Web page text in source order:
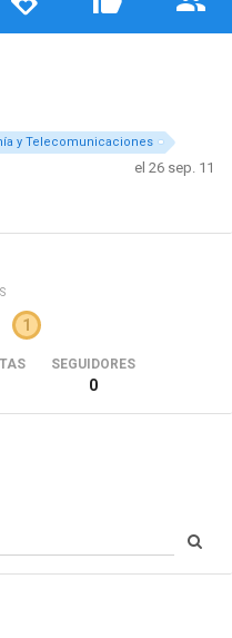
y Telecomunicaciones
el 26 sep. 11
1
SEGUIDORES
0